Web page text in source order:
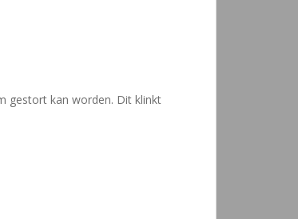
gestort kan worden. Dit klinkt